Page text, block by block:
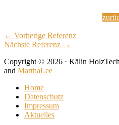
← Vorherige Referenz
Nächste Referenz →
Copyright © 2026 · Kälin
and MarthaLee
Home
Datenschutz
Impressum
Aktuelles